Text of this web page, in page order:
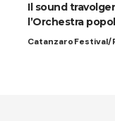
Il sound
l’Orchestra
CatanzaroFestival/